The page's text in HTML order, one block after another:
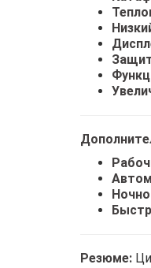
Резюме: